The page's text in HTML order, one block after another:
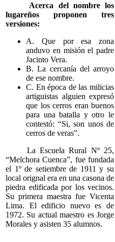
Acerca del nombre los
lugareños proponen tres
versiones:
A. Que por esa zona
anduvo en misión el padre
Jacinto Vera.
B. La cercanía del arroyo
de ese nombre.
C. En época de las milicias
artiguistas alguien expresó
que los cerros eran buenos
para una batalla y otro le
contestó: “Si, son unos de
cerros de veras”.
La Escuela Rural Nº 25,
“Melchora Cuenca”, fue fundada
el 1º de setiembre de 1911 y su
local orignal era en una casona de
piedra edificada por los vecinos.
Su primera maestra fue Vicenta
Lima. El edificio nuevo es de
1972. Su actual maestro es Jorge
Morales y asisten 35 alumnos.